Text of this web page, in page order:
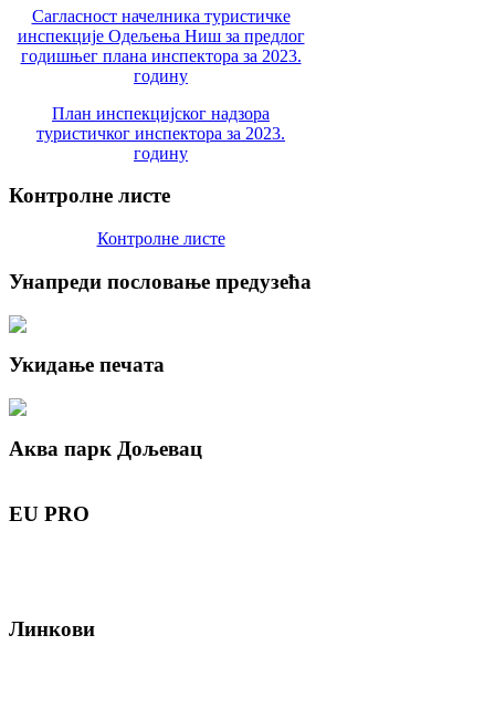
Сагласност начелника туристичке
инспекције Одељења Ниш за предлог
годишњег плана инспектора за 2023.
годину
План инспекцијског надзора
туристичког инспектора за 2023.
годину
Контролне листе
Контролне листе
Унапреди пословање предузећа
Укидање печата
Аква парк Дољевац
EU PRO
Линкови